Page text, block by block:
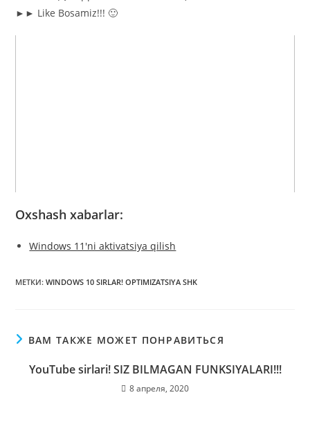
►► Like Bosamiz!!! 🙂
Oxshash xabarlar:
Windows 11'ni aktivatsiya qilish
МЕТКИ:WINDOWS 10 SIRLAR! OPTIMIZATSIYA SHK
ВАМ ТАКЖЕ МОЖЕТ ПОНРАВИТЬСЯ
YouTube sirlari! SIZ BILMAGAN FUNKSIYALARI!!!
8 апреля, 2020